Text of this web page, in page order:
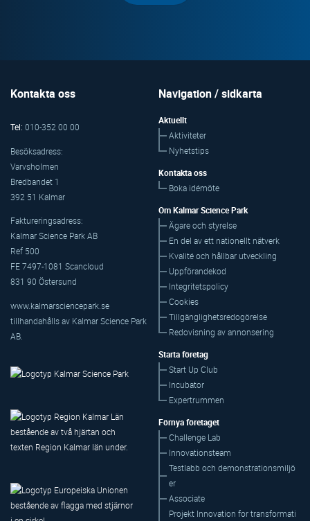
Kontakta oss
Tel: 010-352 00 00
Besöksadress:
Varvsholmen
Bredbandet 1
392 51 Kalmar
Faktureringsadress:
Kalmar Science Park AB
Ref 500
FE 7497-1081 Scancloud
831 90 Östersund
www.kalmarsciencepark.se
tillhandahålls av Kalmar Science Park
AB.
Navigation / sidkarta
Aktuellt
Aktiviteter
Nyhetstips
Kontakta oss
Boka idémöte
Om Kalmar Science Park
Ägare och styrelse
En del av ett nationellt nätverk
Kvalité och hållbar utveckling
Uppförandekod
Integritetspolicy
Cookies
Tillgänglighetsredogörelse
Redovisning av annonsering
Starta företag
Start Up Club
Incubator
Expertrummen
Förnya företaget
Challenge Lab
Innovationsteam
Testlabb och demonstrationsmiljö
er
Associate
Projekt Innovation for transformati